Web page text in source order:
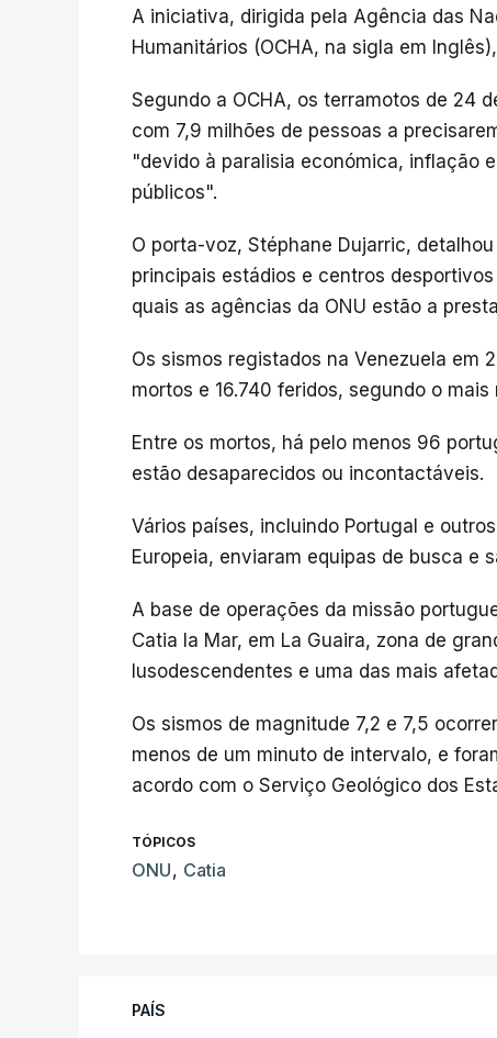
A iniciativa, dirigida pela Agência das
Humanitários (OCHA, na sigla em
Segundo a OCHA, os terramotos de 24
com 7,9 milhões de pessoas a
"devido à paralisia económica, inflação
públicos".
O porta-voz, Stéphane Dujarric,
principais estádios e centros
quais as agências da ONU estão a
Os sismos registados na Venezuela em
mortos e 16.740 feridos, segundo o
Entre os mortos, há pelo menos 96
estão desaparecidos ou incontactáveis.
Vários países, incluindo Portugal e
Europeia, enviaram equipas de busca e
A base de operações da missão
Catia la Mar, em La Guaira, zona de
lusodescendentes e uma das mais
Os sismos de magnitude 7,2 e 7,5
menos de um minuto de intervalo, e
acordo com o Serviço Geológico dos
TÓPICOS
ONU, Catia
PAÍS